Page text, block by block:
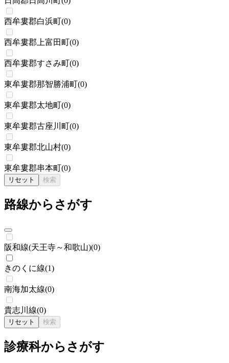
西牟婁郡白浜町(0)
西牟婁郡上富田町(0)
西牟婁郡すさみ町(0)
東牟婁郡那智勝浦町(0)
東牟婁郡太地町(0)
東牟婁郡古座川町(0)
東牟婁郡北山村(0)
東牟婁郡串本町(0)
リセット 検索
路線からさがす
阪和線(天王寺～和歌山)(0)
きのくに線(1)
南海加太線(0)
貴志川線(0)
リセット 検索
診療科からさがす